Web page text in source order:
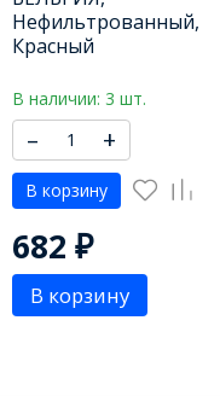
Нефильтрованный,
Красный
В наличии: 3 шт.
– +
В корзину
682 ₽
В корзину